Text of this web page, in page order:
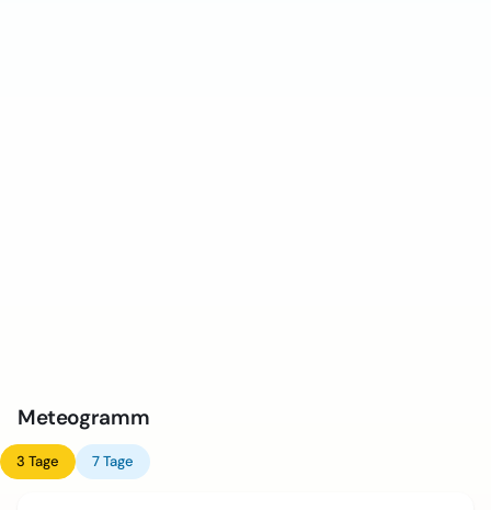
Meteogramm
3 Tage 7 Tage